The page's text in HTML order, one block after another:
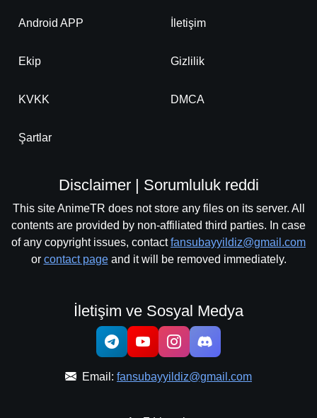
Android APP İletişim
Ekip Gizlilik
KVKK DMCA
Şartlar
Disclaimer | Sorumluluk reddi
This site AnimeTR does not store any files on its server. All
contents are provided by non-affiliated third parties. In case
of any copyright issues, contactfansubayyildiz@gmail.com
or contact pageand it will be removed immediately.
İletişim ve Sosyal Medya
Email: fansubayyildiz@gmail.com